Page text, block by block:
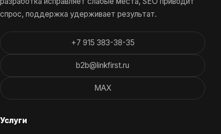
спрос, поддержка удерживает результат.
+7 915 383-38-35
b2b@linkfirst.ru
MAX
Услуги